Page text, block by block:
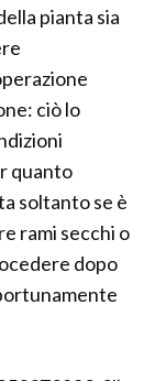
pianta sia
ciò lo
quanto
soltanto se è
rami secchi o
dopo